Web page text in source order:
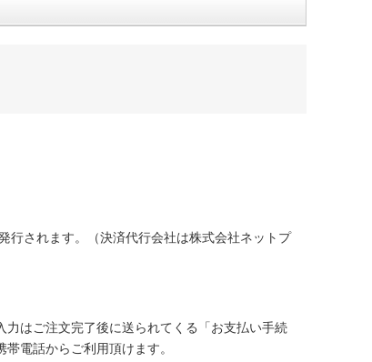
行されます。（決済代行会社は株式会社ネットプ
はご注文完了後に送られてくる「お支払い手続
電話からご利用頂けます。